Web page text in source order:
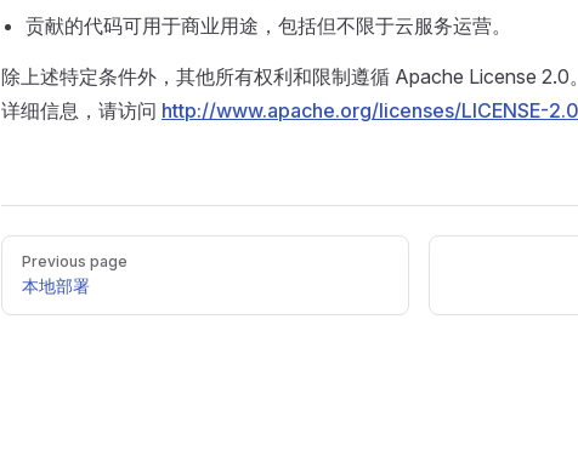
贡献的代码可用于商业用途，包括但不限于云服务运营。
除上述特定条件外，其他所有权利和限制遵循 Apache License
详细信息，请访问 http://www.apache.org/licenses/LICENSE-2.0
Pager
Previous page
本地部署